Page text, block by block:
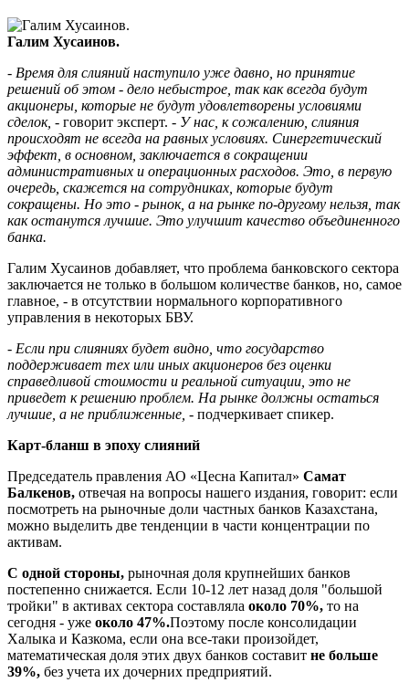
Галим Хусаинов.
- Время для слияний наступило уже давно, но принятие
решений об этом - дело небыстрое, так как всегда будут
акционеры, которые не будут удовлетворены условиями
сделок, - говорит эксперт. - У нас, к сожалению, слияния
происходят не всегда на равных условиях. Синергетический
эффект, в основном, заключается в сокращении
административных и операционных расходов. Это, в первую
очередь, скажется на сотрудниках, которые будут
сокращены. Но это - рынок, а на рынке по-другому нельзя, так
как останутся лучшие. Это улучшит качество объединенного
банка.
Галим Хусаинов добавляет, что проблема банковского сектора
заключается не только в большом количестве банков, но, самое
главное, - в отсутствии нормального корпоративного
управления в некоторых БВУ.
- Если при слияниях будет видно, что государство
поддерживает тех или иных акционеров без оценки
справедливой стоимости и реальной ситуации, это не
приведет к решению проблем. На рынке должны остаться
лучшие, а не приближенные, - подчеркивает спикер.
Карт-бланш в эпоху слияний
Председатель правления АО «Цесна Капитал» Самат
Балкенов, отвечая на вопросы нашего издания, говорит: если
посмотреть на рыночные доли частных банков Казахстана,
можно выделить две тенденции в части концентрации по
активам.
С одной стороны, рыночная доля крупнейших банков
постепенно снижается. Если 10-12 лет назад доля "большой
тройки" в активах сектора составляла около 70%, то на
сегодня - уже около 47%.Поэтому после консолидации
Халыка и Казкома, если она все-таки произойдет,
математическая доля этих двух банков составит не больше
39%, без учета их дочерних предприятий.